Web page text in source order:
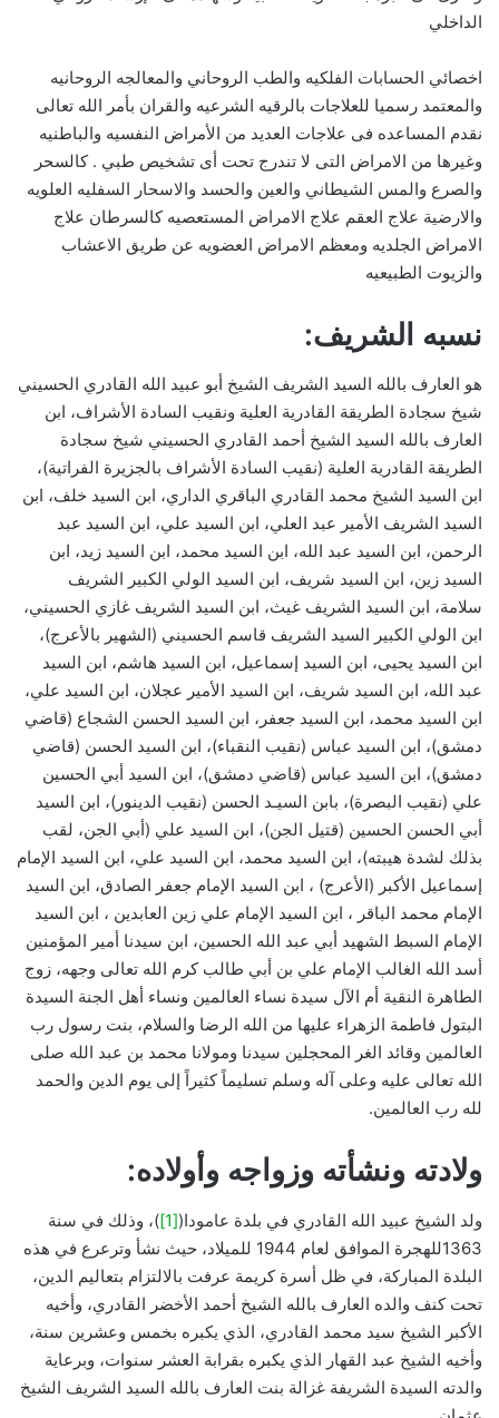
الداخلي
اخصائي الحسابات الفلكيه والطب الروحاني والمعالجه الروحانيه
والمعتمد رسميا للعلاجات بالرقيه الشرعيه والقران بأمر الله تعالى
نقدم المساعده فى علاجات العديد من الأمراض النفسيه والباطنيه
وغيرها من الامراض التى لا تندرج تحت أى تشخيص طبي . كالسحر
والصرع والمس الشيطاني والعين والحسد والاسحار السفليه العلويه
والارضية علاج العقم علاج الامراض المستعصيه كالسرطان علاج
الامراض الجلديه ومعظم الامراض العضويه عن طريق الاعشاب
والزيوت الطبيعيه
نسبه الشريف:
هو العارف بالله السيد الشريف الشيخ أبو عبيد الله القادري الحسيني
شيخ سجادة الطريقة القادرية العلية ونقيب السادة الأشراف، ابن
العارف بالله السيد الشيخ أحمد القادري الحسيني شيخ سجادة
الطريقة القادرية العلية (نقيب السادة الأشراف بالجزيرة الفراتية)،
ابن السيد الشيخ محمد القادري الباقري الداري، ابن السيد خلف، ابن
السيد الشريف الأمير عبد العلي، ابن السيد علي، ابن السيد عبد
الرحمن، ابن السيد عبد الله، ابن السيد محمد، ابن السيد زيد، ابن
السيد زين، ابن السيد شريف، ابن السيد الولي الكبير الشريف
سلامة، ابن السيد الشريف غيث، ابن السيد الشريف غازي الحسيني،
ابن الولي الكبير السيد الشريف قاسم الحسيني (الشهير بالأعرج)،
ابن السيد يحيى، ابن السيد إسماعيل، ابن السيد هاشم، ابن السيد
عبد الله، ابن السيد شريف، ابن السيد الأمير عجلان، ابن السيد علي،
ابن السيد محمد، ابن السيد جعفر، ابن السيد الحسن الشجاع (قاضي
دمشق)، ابن السيد عباس (نقيب النقباء)، ابن السيد الحسن (قاضي
دمشق)، ابن السيد عباس (قاضي دمشق)، ابن السيد أبي الحسين
علي (نقيب البصرة)، بابن السيـد الحسن (نقيب الدينور)، ابن السيد
أبي الحسن الحسين (قتيل الجن)، ابن السيد علي (أبي الجن، لقب
بذلك لشدة هيبته)، ابن السيد محمد، ابن السيد علي، ابن السيد الإمام
إسماعيل الأكبر (الأعرج) ، ابن السيد الإمام جعفر الصادق، ابن السيد
الإمام محمد الباقر ، ابن السيد الإمام علي زين العابدين ، ابن السيد
الإمام السبط الشهيد أبي عبد الله الحسين، ابن سيدنا أمير المؤمنين
أسد الله الغالب الإمام علي بن أبي طالب كرم الله تعالى وجهه، زوج
الطاهرة النقية أم الآل سيدة نساء العالمين ونساء أهل الجنة السيدة
البتول فاطمة الزهراء عليها من الله الرضا والسلام، بنت رسول رب
العالمين وقائد الغر المحجلين سيدنا ومولانا محمد بن عبد الله صلى
الله تعالى عليه وعلى آله وسلم تسليماً كثيراً إلى يوم الدين والحمد
لله رب العالمين.
ولادته ونشأته وزواجه وأولاده:
ولد الشيخ عبيد الله القادري في بلدة عامودا([1]
)، وذلك في سنة
1363للهجرة الموافق لعام 1944 للميلاد، حيث نشأ وترعرع في هذه
البلدة المباركة، في ظل أسرة كريمة عرفت بالالتزام بتعاليم الدين،
تحت كنف والده العارف بالله الشيخ أحمد الأخضر القادري، وأخيه
الأكبر الشيخ سيد محمد القادري، الذي يكبره بخمس وعشرين سنة،
وأخيه الشيخ عبد القهار الذي يكبره بقرابة العشر سنوات، وبرعاية
والدته السيدة الشريفة غزالة بنت العارف بالله السيد الشريف الشيخ